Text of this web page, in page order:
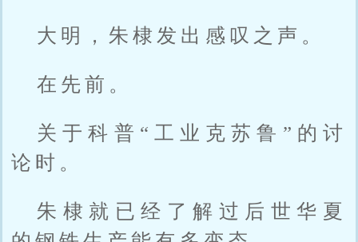
大明，朱棣发出感叹之声。
在先前。
关于科普“工业克苏鲁”的讨
论时。
朱棣就已经了解过后世华夏